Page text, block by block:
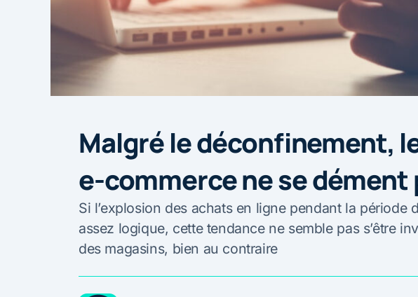
Malgré le déconfinement,
e-commerce ne se dément
Si l’explosion des achats en ligne pendant la période
assez logique, cette tendance ne semble pas s’être
des magasins, bien au contraire